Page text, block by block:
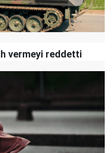
vermeyi reddetti